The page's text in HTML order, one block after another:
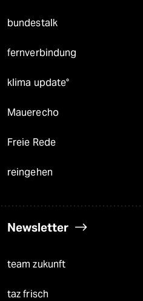
bundestalk
fernverbindung
klima update°
Mauerecho
Freie Rede
reingehen
Newsletter
team zukunft
taz frisch